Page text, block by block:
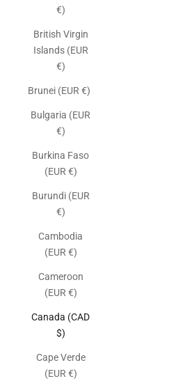
€)
British Virgin
Islands (EUR
€)
Brunei (EUR €)
Bulgaria (EUR
€)
Burkina Faso
(EUR €)
Burundi (EUR
€)
Cambodia
(EUR €)
Cameroon
(EUR €)
Canada (CAD
$)
Cape Verde
(EUR €)